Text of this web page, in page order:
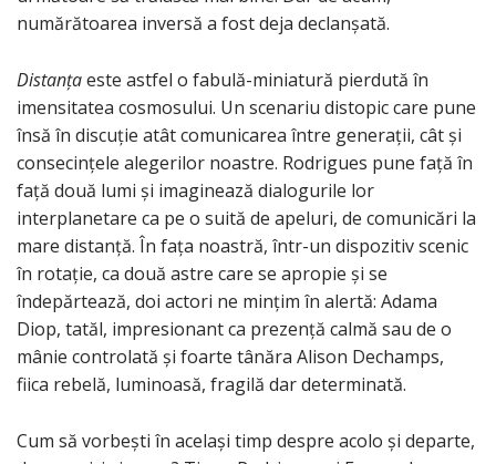
numărătoarea inversă a fost deja declanșată.
Distanțaeste astfel o fabulă-miniatură pierdută în
imensitatea cosmosului. Un scenariu distopic care pune
însă în discuție atât comunicarea între generații, cât și
consecințele alegerilor noastre. Rodrigues pune față în
față două lumi și imaginează dialogurile lor
interplanetare ca pe o suită de apeluri, de comunicări la
mare distanță. În fața noastră, într-un dispozitiv scenic
în rotație, ca două astre care se apropie și se
îndepărtează, doi actori ne mințim în alertă: Adama
Diop, tatăl, impresionant ca prezență calmă sau de o
mânie controlată și foarte tânăra Alison Dechamps,
fiica rebelă, luminoasă, fragilă dar determinată.
Cum să vorbești în același timp despre acolo și departe,